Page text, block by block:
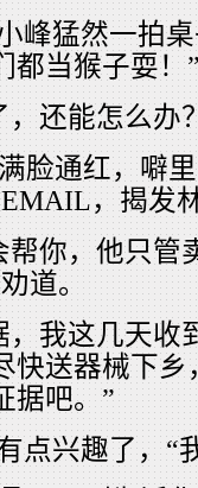
峰猛然一拍
都当猴子耍！
，还能怎么办
脸通红，噼
，揭发
帮你，他只管
道。
，我这几天收
快送器械下
据吧。”
点兴趣了，“